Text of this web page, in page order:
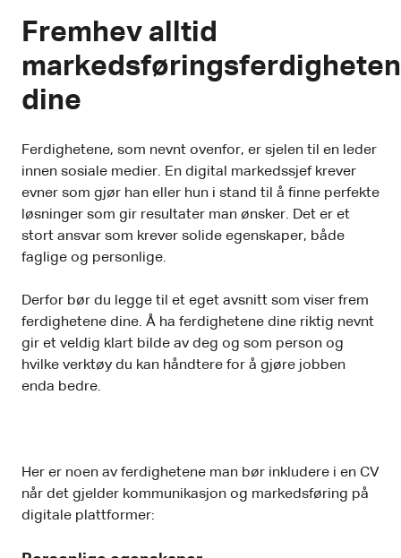
Fremhev alltid
dine
Ferdighetene, som nevnt ovenfor, er sjelen til en leder
innen sosiale medier. En digital markedssjef krever
evner som gjør han eller hun i stand til å finne perfekte
løsninger som gir resultater man ønsker. Det er et
stort ansvar som krever solide egenskaper, både
faglige og personlige.
Derfor bør du legge til et eget avsnitt som viser frem
ferdighetene dine. Å ha ferdighetene dine riktig nevnt
gir et veldig klart bilde av deg og som person og
hvilke verktøy du kan håndtere for å gjøre jobben
enda bedre.
Her er noen av ferdighetene man bør inkludere i en CV
når det gjelder kommunikasjon og markedsføring på
digitale plattformer: